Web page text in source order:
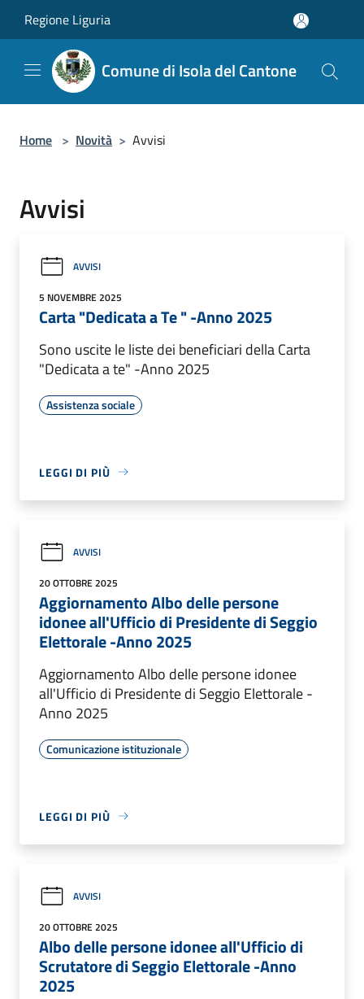
Regione Liguria
Comune di Isola del Cantone
Home > Novità > Avvisi
Avvisi
AVVISI
5 NOVEMBRE 2025
Carta "Dedicata a Te " -Anno 2025
Sono uscite le liste dei beneficiari della Carta
"Dedicata a te" -Anno 2025
Assistenza sociale
LEGGI DI PIÙ
AVVISI
20 OTTOBRE 2025
Aggiornamento Albo delle persone
idonee all'Ufficio di Presidente di Seggio
Elettorale -Anno 2025
Aggiornamento Albo delle persone idonee
all'Ufficio di Presidente di Seggio Elettorale -
Anno 2025
Comunicazione istituzionale
LEGGI DI PIÙ
AVVISI
20 OTTOBRE 2025
Albo delle persone idonee all'Ufficio di
Scrutatore di Seggio Elettorale -Anno
2025